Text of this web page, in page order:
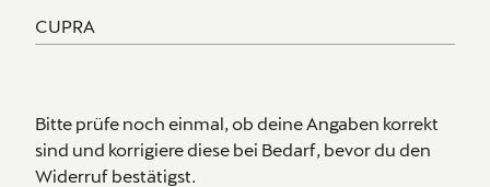
Bitte prüfe noch einmal, ob deine Angaben korrekt
sind und korrigiere diese bei Bedarf, bevor du den
Widerruf bestätigst.